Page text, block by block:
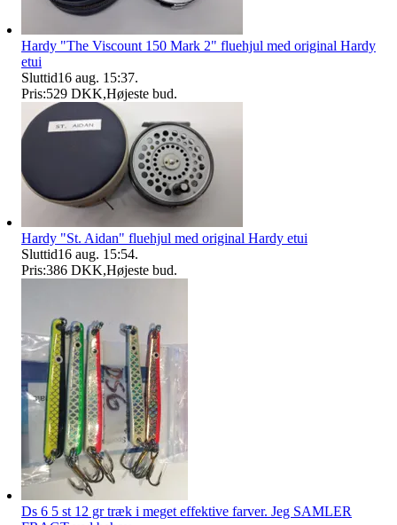
Hardy "The Viscount 150 Mark 2" fluehjul med original Hardy
etui
Sluttid16 aug. 15:37.
Pris:529 DKK,Højeste bud.
Hardy "St. Aidan" fluehjul med original Hardy etui
Sluttid16 aug. 15:54.
Pris:386 DKK,Højeste bud.
Ds 6 5 st 12 gr træk i meget effektive farver. Jeg SAMLER